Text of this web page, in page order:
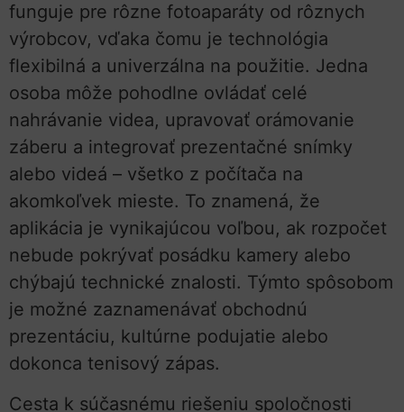
funguje pre rôzne fotoaparáty od rôznych
výrobcov, vďaka čomu je technológia
flexibilná a univerzálna na použitie. Jedna
osoba môže pohodlne ovládať celé
nahrávanie videa, upravovať orámovanie
záberu a integrovať prezentačné snímky
alebo videá – všetko z počítača na
akomkoľvek mieste. To znamená, že
aplikácia je vynikajúcou voľbou, ak rozpočet
nebude pokrývať posádku kamery alebo
chýbajú technické znalosti. Týmto spôsobom
je možné zaznamenávať obchodnú
prezentáciu, kultúrne podujatie alebo
dokonca tenisový zápas.
Cesta k súčasnému riešeniu spoločnosti